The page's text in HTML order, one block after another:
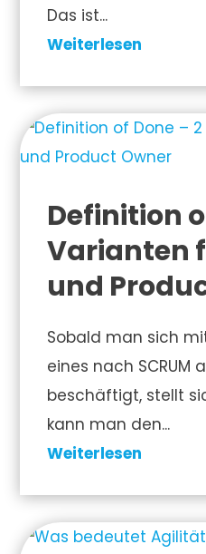
Das ist...
Weiterlesen
Definition
Varianten
und
Sobald man sich
eines nach SCRUM
beschäftigt, stellt
kann man den...
Weiterlesen